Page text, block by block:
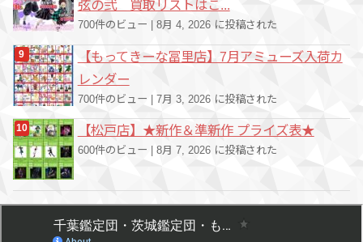
弦の弐 買取リストはこ...
700件のビュー 8月 4, 2026 に投稿された
【もってきーな冨里店】7月アミューズ入荷カ
レンダー
700件のビュー 7月 3, 2026 に投稿された
【松戸店】★新作＆準新作 プライズ表★
600件のビュー 8月 7, 2026 に投稿された